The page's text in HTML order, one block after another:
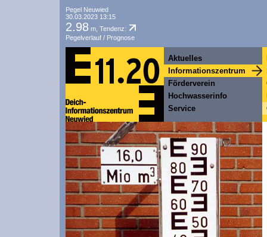
Pegel Neuwied
30.03.2023 13:15
2.98 m, Tendenz:
Pegelverlauf / Prognose
Aktuelles
Informationszentrum
Förderverein
Hochwasserinfo
Service